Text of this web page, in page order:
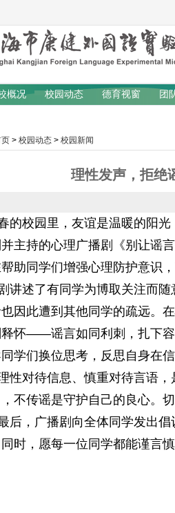
概况 校园动态 德育视窗 团
> 校园动态 > 校园新闻
理性发声，拒绝
校园里，友谊是温暖的阳光
主持的心理广播剧《别让谣
助同学们增强心理防护意识
述了有同学为博取关注而随
因此遭到其他同学的疏远。
怀——谣言如同利刺，扎下容
学们换位思考，反思自身在信
对待信息、慎重对待言语，
不传谣是守护自己的良心。
，广播剧向全体同学发出倡
时，愿每一位同学都能谨言